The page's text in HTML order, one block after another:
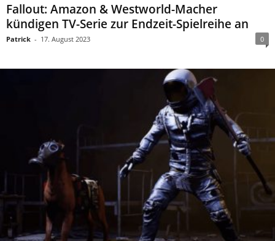
Fallout: Amazon & Westworld-Macher
kündigen TV-Serie zur Endzeit-Spielreihe an
Patrick - 17. August 2023 0